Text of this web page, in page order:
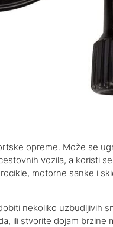
opreme. Može se
vozila, a koristi
motorne sanke i
nekoliko uzbudljivih
ili stvorite dojam brzine